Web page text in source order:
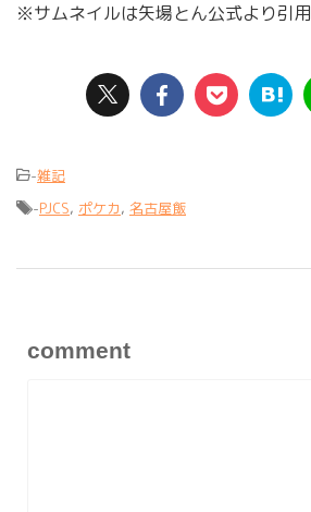
※サムネイルは矢場とん公式より引用
-雑記
-PJCS, ポケカ, 名古屋飯
comment